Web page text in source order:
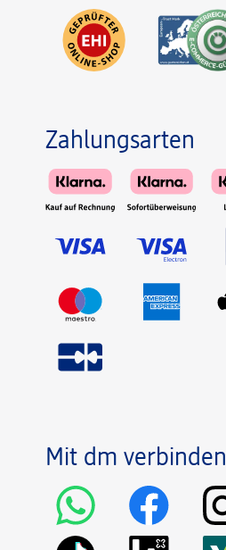
Zahlungsarten
Mit dm verbinden